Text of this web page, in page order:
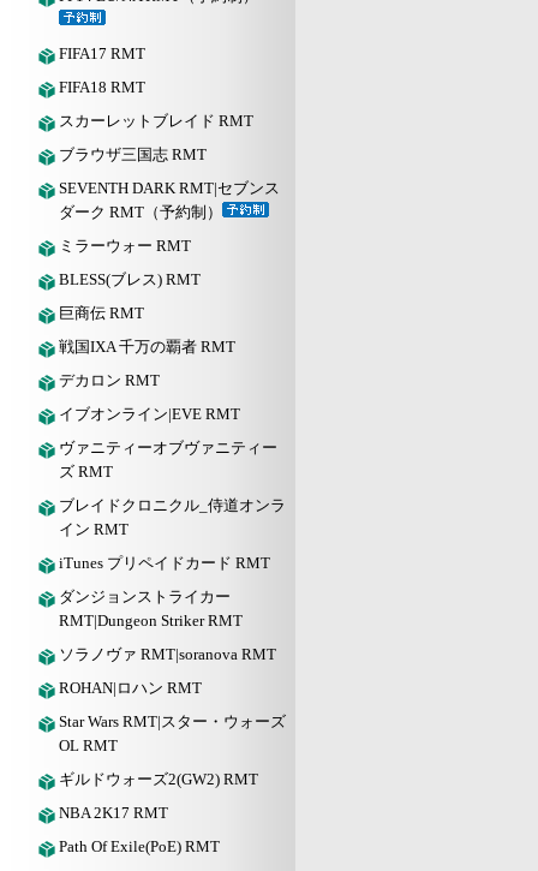
FIFA17 RMT
FIFA18 RMT
スカーレットブレイド RMT
ブラウザ三国志 RMT
SEVENTH DARK RMT|セブンス
ダーク RMT（予約制）
ミラーウォー RMT
BLESS(ブレス) RMT
巨商伝 RMT
戦国IXA 千万の覇者 RMT
デカロン RMT
イブオンライン|EVE RMT
ヴァニティーオブヴァニティー
ズ RMT
ブレイドクロニクル_侍道オンラ
イン RMT
iTunes プリペイドカード RMT
ダンジョンストライカー
RMT|Dungeon Striker RMT
ソラノヴァ RMT|soranova RMT
ROHAN|ロハン RMT
Star Wars RMT|スター・ウォーズ
OL RMT
ギルドウォーズ2(GW2) RMT
NBA 2K17 RMT
Path Of Exile(PoE) RMT